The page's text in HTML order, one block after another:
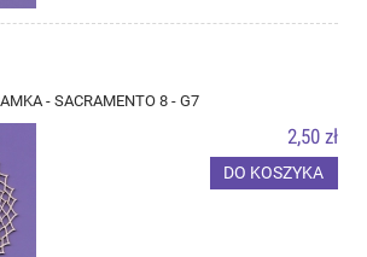
- SACRAMENTO 8 - G7
2,50 zł
DO KOSZYKA